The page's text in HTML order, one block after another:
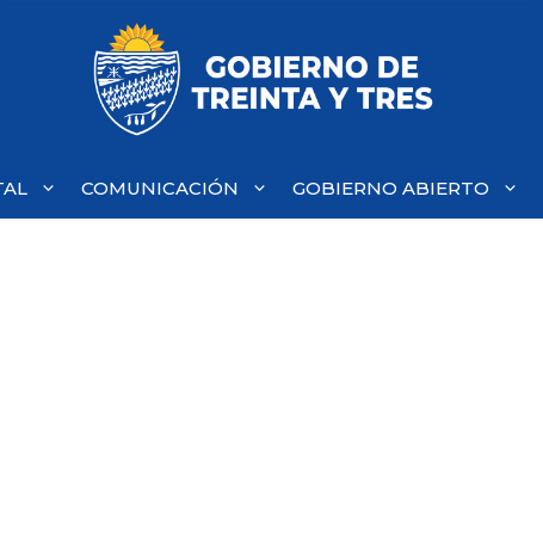
COMUNICACIÓN GOBIERNO ABIERTO